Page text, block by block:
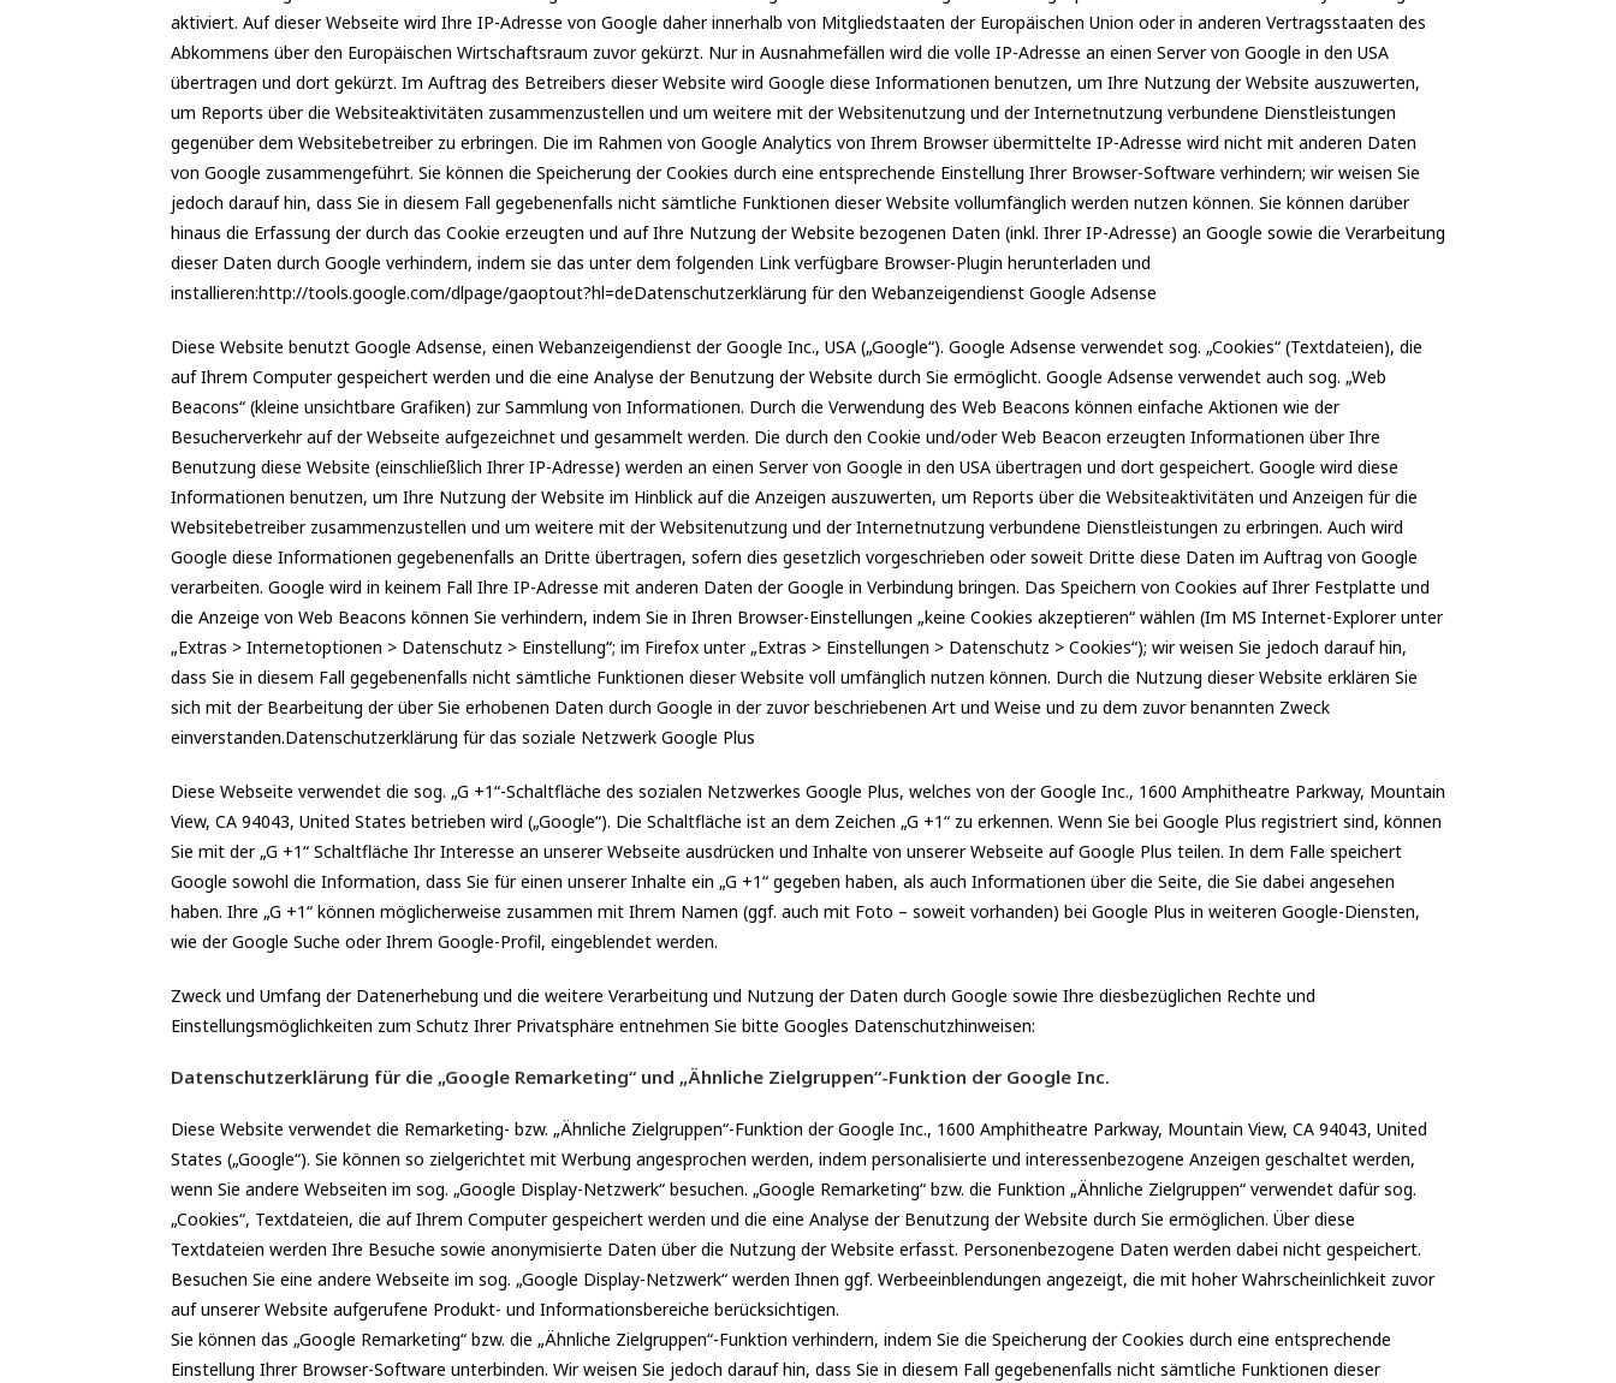
aktiviert. Auf dieser Webseite wird Ihre IP-Adresse von Google daher innerhalb von Mitgliedstaaten der Europäischen Union oder in anderen Vertragsstaaten des
Abkommens über den Europäischen Wirtschaftsraum zuvor gekürzt. Nur in Ausnahmefällen wird die volle IP-Adresse an einen Server von Google in den USA
übertragen und dort gekürzt. Im Auftrag des Betreibers dieser Website wird Google diese Informationen benutzen, um Ihre Nutzung der Website auszuwerten,
um Reports über die Websiteaktivitäten zusammenzustellen und um weitere mit der Websitenutzung und der Internetnutzung verbundene Dienstleistungen
gegenüber dem Websitebetreiber zu erbringen. Die im Rahmen von Google Analytics von Ihrem Browser übermittelte IP-Adresse wird nicht mit anderen Daten
von Google zusammengeführt. Sie können die Speicherung der Cookies durch eine entsprechende Einstellung Ihrer Browser-Software verhindern; wir weisen Sie
jedoch darauf hin, dass Sie in diesem Fall gegebenenfalls nicht sämtliche Funktionen dieser Website vollumfänglich werden nutzen können. Sie können darüber
hinaus die Erfassung der durch das Cookie erzeugten und auf Ihre Nutzung der Website bezogenen Daten (inkl. Ihrer IP-Adresse) an Google sowie die Verarbeitung
dieser Daten durch Google verhindern, indem sie das unter dem folgenden Link verfügbare Browser-Plugin herunterladen und
installieren:http://tools.google.com/dlpage/gaoptout?hl=deDatenschutzerklärung für den Webanzeigendienst Google Adsense
Diese Website benutzt Google Adsense, einen Webanzeigendienst der Google Inc., USA („Google“). Google Adsense verwendet sog. „Cookies“ (Textdateien), die
auf Ihrem Computer gespeichert werden und die eine Analyse der Benutzung der Website durch Sie ermöglicht. Google Adsense verwendet auch sog. „Web
Beacons“ (kleine unsichtbare Grafiken) zur Sammlung von Informationen. Durch die Verwendung des Web Beacons können einfache Aktionen wie der
Besucherverkehr auf der Webseite aufgezeichnet und gesammelt werden. Die durch den Cookie und/oder Web Beacon erzeugten Informationen über Ihre
Benutzung diese Website (einschließlich Ihrer IP-Adresse) werden an einen Server von Google in den USA übertragen und dort gespeichert. Google wird diese
Informationen benutzen, um Ihre Nutzung der Website im Hinblick auf die Anzeigen auszuwerten, um Reports über die Websiteaktivitäten und Anzeigen für die
Websitebetreiber zusammenzustellen und um weitere mit der Websitenutzung und der Internetnutzung verbundene Dienstleistungen zu erbringen. Auch wird
Google diese Informationen gegebenenfalls an Dritte übertragen, sofern dies gesetzlich vorgeschrieben oder soweit Dritte diese Daten im Auftrag von Google
verarbeiten. Google wird in keinem Fall Ihre IP-Adresse mit anderen Daten der Google in Verbindung bringen. Das Speichern von Cookies auf Ihrer Festplatte und
die Anzeige von Web Beacons können Sie verhindern, indem Sie in Ihren Browser-Einstellungen „keine Cookies akzeptieren“ wählen (Im MS Internet-Explorer unter
„Extras > Internetoptionen > Datenschutz > Einstellung“; im Firefox unter „Extras > Einstellungen > Datenschutz > Cookies“); wir weisen Sie jedoch darauf hin,
dass Sie in diesem Fall gegebenenfalls nicht sämtliche Funktionen dieser Website voll umfänglich nutzen können. Durch die Nutzung dieser Website erklären Sie
sich mit der Bearbeitung der über Sie erhobenen Daten durch Google in der zuvor beschriebenen Art und Weise und zu dem zuvor benannten Zweck
einverstanden.Datenschutzerklärung für das soziale Netzwerk Google Plus
Diese Webseite verwendet die sog. „G +1“-Schaltfläche des sozialen Netzwerkes Google Plus, welches von der Google Inc., 1600 Amphitheatre Parkway, Mountain
View, CA 94043, United States betrieben wird („Google“). Die Schaltfläche ist an dem Zeichen „G +1“ zu erkennen. Wenn Sie bei Google Plus registriert sind, können
Sie mit der „G +1“ Schaltfläche Ihr Interesse an unserer Webseite ausdrücken und Inhalte von unserer Webseite auf Google Plus teilen. In dem Falle speichert
Google sowohl die Information, dass Sie für einen unserer Inhalte ein „G +1“ gegeben haben, als auch Informationen über die Seite, die Sie dabei angesehen
haben. Ihre „G +1“ können möglicherweise zusammen mit Ihrem Namen (ggf. auch mit Foto – soweit vorhanden) bei Google Plus in weiteren Google-Diensten,
wie der Google Suche oder Ihrem Google-Profil, eingeblendet werden.
Zweck und Umfang der Datenerhebung und die weitere Verarbeitung und Nutzung der Daten durch Google sowie Ihre diesbezüglichen Rechte und
Einstellungsmöglichkeiten zum Schutz Ihrer Privatsphäre entnehmen Sie bitte Googles Datenschutzhinweisen:
Datenschutzerklärung für die „Google Remarketing“ und „Ähnliche Zielgruppen“-Funktion der Google Inc.
Diese Website verwendet die Remarketing- bzw. „Ähnliche Zielgruppen“-Funktion der Google Inc., 1600 Amphitheatre Parkway, Mountain View, CA 94043, United
States („Google“). Sie können so zielgerichtet mit Werbung angesprochen werden, indem personalisierte und interessenbezogene Anzeigen geschaltet werden,
wenn Sie andere Webseiten im sog. „Google Display-Netzwerk“ besuchen. „Google Remarketing“ bzw. die Funktion „Ähnliche Zielgruppen“ verwendet dafür sog.
„Cookies“, Textdateien, die auf Ihrem Computer gespeichert werden und die eine Analyse der Benutzung der Website durch Sie ermöglichen. Über diese
Textdateien werden Ihre Besuche sowie anonymisierte Daten über die Nutzung der Website erfasst. Personenbezogene Daten werden dabei nicht gespeichert.
Besuchen Sie eine andere Webseite im sog. „Google Display-Netzwerk“ werden Ihnen ggf. Werbeeinblendungen angezeigt, die mit hoher Wahrscheinlichkeit zuvor
auf unserer Website aufgerufene Produkt- und Informationsbereiche berücksichtigen.
Sie können das „Google Remarketing“ bzw. die „Ähnliche Zielgruppen“-Funktion verhindern, indem Sie die Speicherung der Cookies durch eine entsprechende
Einstellung Ihrer Browser-Software unterbinden. Wir weisen Sie jedoch darauf hin, dass Sie in diesem Fall gegebenenfalls nicht sämtliche Funktionen dieser